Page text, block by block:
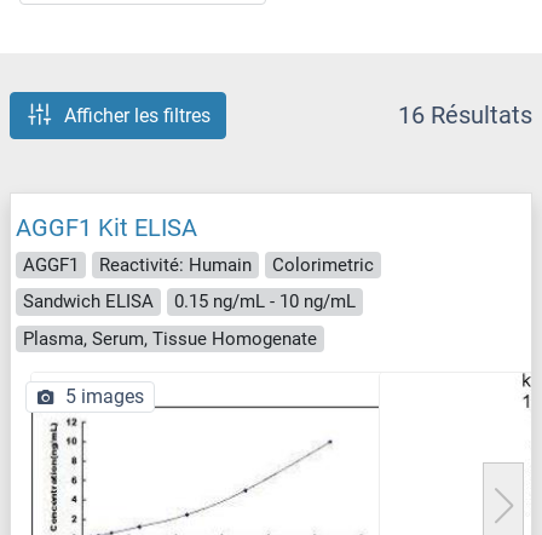
Afficher les filtres 16 Résultats
AGGF1 Kit ELISA
AGGF1 Reactivité: Humain
Colorimetric
Sandwich ELISA
0.15 ng/mL - 10 ng/mL
Plasma, Serum, Tissue Homogenate
5 images